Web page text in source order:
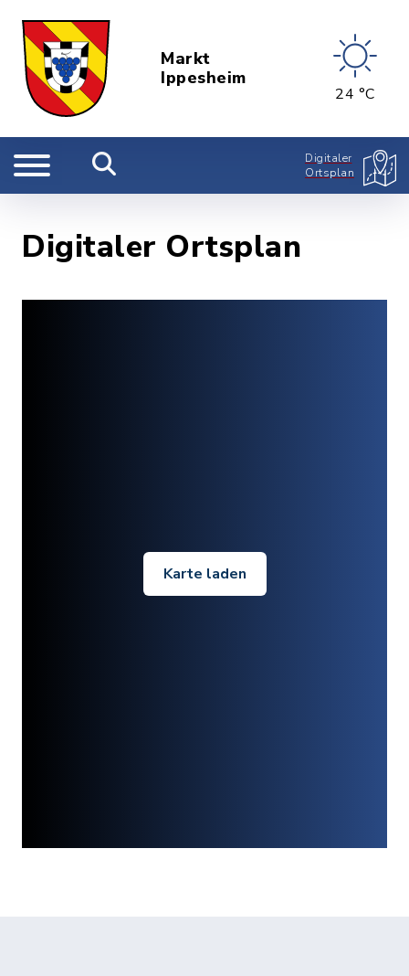
Markt
Ippesheim
24 °C
Digitaler
Ortsplan
Digitaler Ortsplan
Karte laden